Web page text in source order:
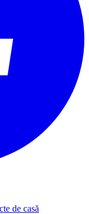
de casă